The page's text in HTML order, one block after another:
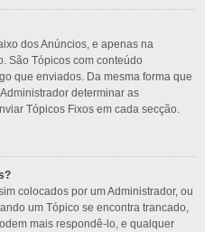
dos Anúncios, e apenas na
São Tópicos com conteúdo
que enviados. Da mesma forma que
determinar as
Tópicos Fixos em cada secção.
colocados por um Administrador, ou
um Tópico se encontra trancado,
mais respondê-lo, e qualquer